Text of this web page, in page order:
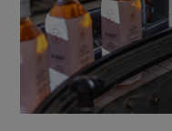
肉品・水產
畜產肉類
水畜加工品
蛋料理
料理方式
當季產品
合作25-經典快閃最後一週
合作25-精選產品第四彈
樂齡生活
廚房瑜伽
關注議題
合作社組織
員工與求才
產品檢驗